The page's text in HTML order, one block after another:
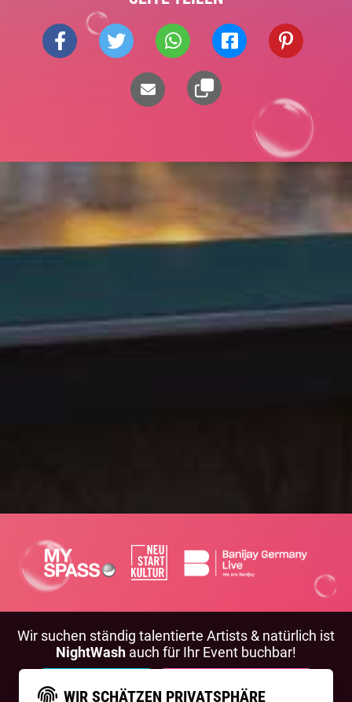
Wir suchen ständig talentierte Artists & natürlich ist
NightWash auch für Ihr Event buchbar!
WIR SCHÄTZEN PRIVATSPHÄRE